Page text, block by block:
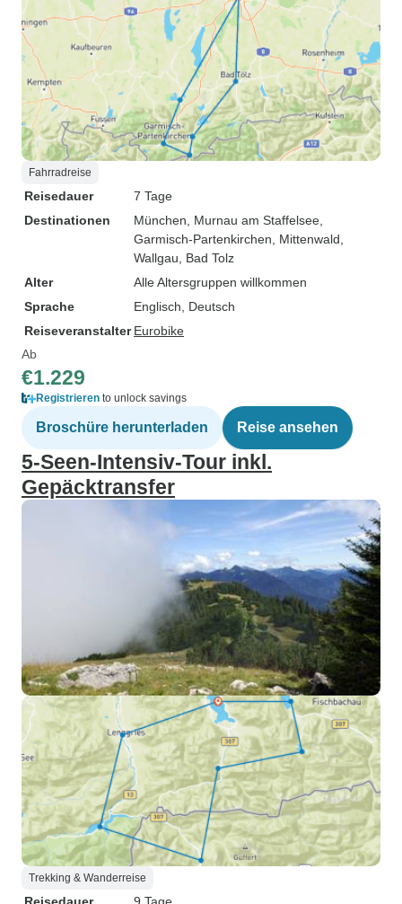
Fahrradreise
Reisedauer
7 Tage
Destinationen
München , Murnau am Staffelsee
Garmisch-Partenkirchen , Mittenwald
Wallgau , Bad Tolz
Alter
Alle Altersgruppen willkommen
Sprache
Englisch, Deutsch
Reiseveranstalter Eurobike
Ab
€1.229
Registrieren to unlock savings
Broschüre herunterladen Reise ansehen
5-Seen-Intensiv-Tour inkl.
Gepäcktransfer
Trekking & Wanderreise